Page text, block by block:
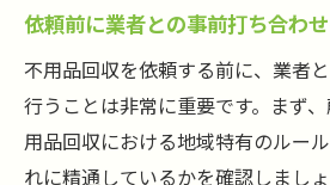
依頼前に業者との事前打ち合わ
不用品回収を依頼する前に、業者
行うことは非常に重要です。まず
用品回収における地域特有のルー
れに精通しているかを確認しまし